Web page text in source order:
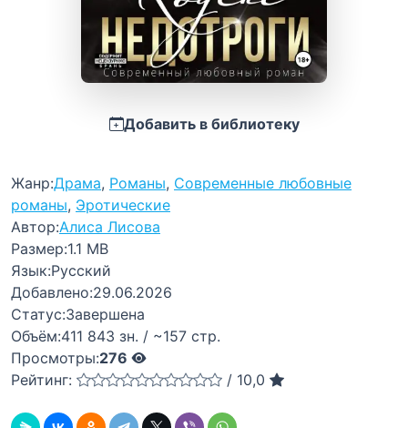
Добавить в библиотеку
Жанр:Драма, Романы, Современные любовные
романы, Эротические
Автор:Алиса Лисова
Размер:1.1 MB
Язык:Русский
Добавлено:29.06.2026
Статус:Завершена
Объём:411 843 зн. / ~157 стр.
Просмотры:276
Рейтинг:
/ 10,0